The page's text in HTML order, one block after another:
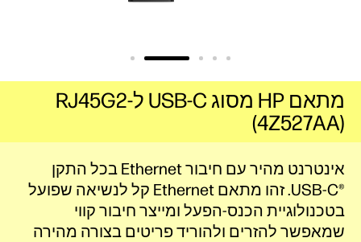
אינטרנט מהיר עם חיבור Ethernet בכל התקן
USB-C®‎‏. זהו מתאם Ethernet קל לנשיאה שפועל
בטכנולוגיית הכנס-הפעל ומייצר חיבור קווי
שמאפשר להזרים ולהוריד פריטים בצורה מהירה
מתאם HP מסוג USB-C ל-RJ45G2
(4Z527AA)